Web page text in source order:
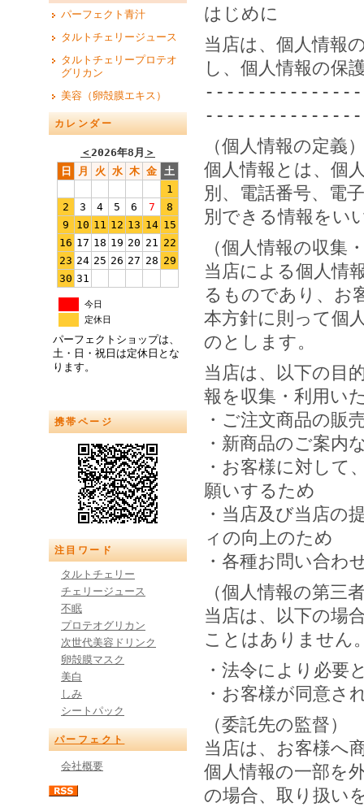
パーフェクト青汁
タルトチェリージュース
タルトチェリープロテオ
グリカン
美容（卵殻膜エキス）
カレンダー
＜2026年8月 ＞
日
月 火 水 木 金 土
1
2
3 4 5 6 7
8
9
10 11 12 13 14 15
16 17 18 19 20 21 22
23 24 25 26 27 28 29
30 31
今日
定休日
パーフェクトショップは、
土・日・祝日は定休日とな
ります。
携帯ページ
注目ワード
タルトチェリー
チェリージュース
不眠
プロテオグリカン
次世代美容ドリンク
卵殻膜マスク
美白
しみ
シートパック
パーフェクト
会社概要
はじめに
当店は、個人情報
し、個人情報の保
（個人情報の定義
個人情報とは、個
別、電話番号、電
別できる情報をい
（個人情報の収集
当店による個人情
るものであり、お
本方針に則って個
のとします。
当店は、以下の目
報を収集・利用い
・ご注文商品の販
・新商品のご案内
・お客様に対して
願いするため
・当店及び当店の
ィの向上のため
・各種お問い合わ
（個人情報の第三
当店は、以下の場
ことはありません
・法令により必要
・お客様が同意さ
（委託先の監督）
当店は、お客様へ
個人情報の一部を
の場合、取り扱い